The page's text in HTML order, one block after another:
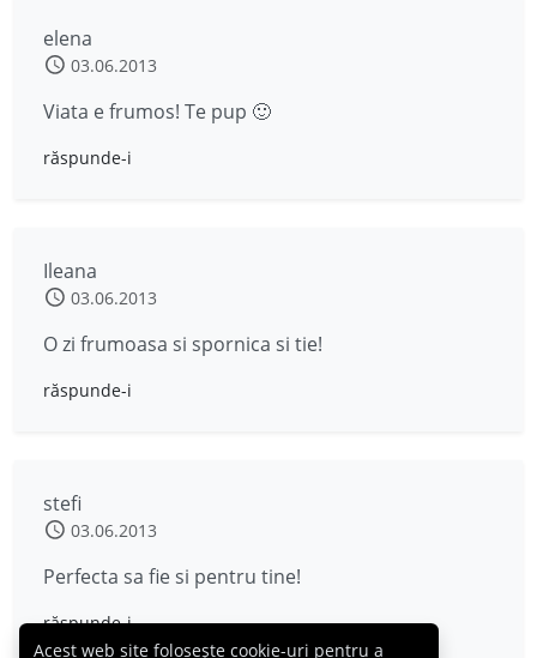
elena
03.06.2013
Viata e frumos! Te pup 🙂
răspunde-i
Ileana
03.06.2013
O zi frumoasa si spornica si tie!
răspunde-i
stefi
03.06.2013
Perfecta sa fie si pentru tine!
răspunde-i
Acest web site folosește cookie-uri pentru a